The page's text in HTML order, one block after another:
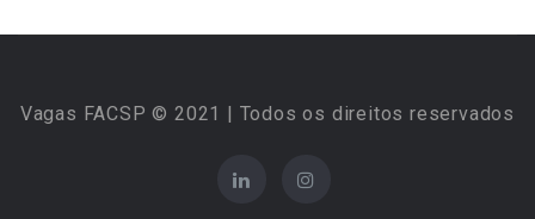
Vagas FACSP © 2021 | Todos os direitos reservados